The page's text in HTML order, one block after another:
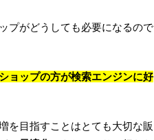
プがどうしても必要になるので
ョップの方が検索エンジンに好
を目指すことはとても大切な販